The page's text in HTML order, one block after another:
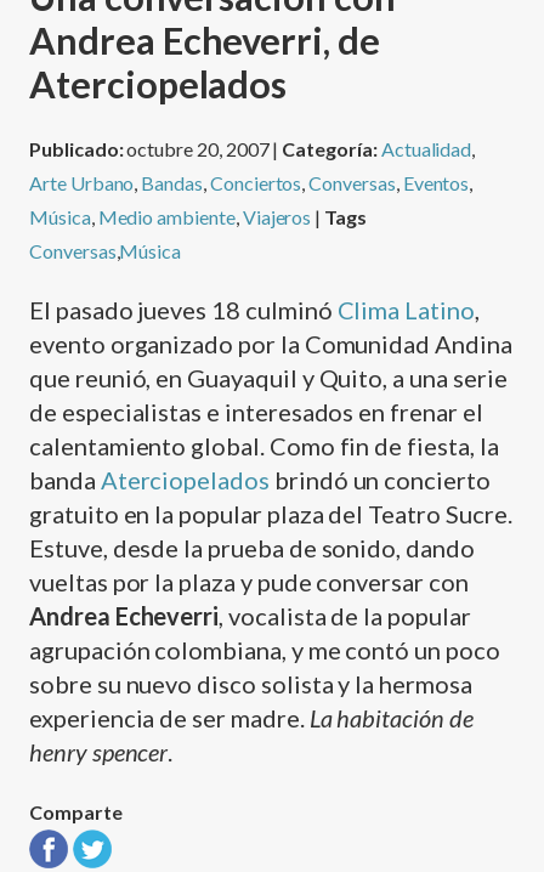
Andrea Echeverri, de
Aterciopelados
Publicado:octubre 20, 2007 | Categoría: Actualidad
Arte Urbano Bandas Conciertos ,Conversas Eventos
Música, Medio ambiente, Viajeros | Tags
Conversas Música
El pasado jueves 18 culminó Clima Latino
evento organizado por la Comunidad Andina
que reunió, en Guayaquil y Quito, a una serie
de especialistas e interesados en frenar el
calentamiento global. Como fin de fiesta, la
banda Aterciopelados brindó un concierto
gratuito en la popular plaza del Teatro Sucre.
Estuve, desde la prueba de sonido, dando
vueltas por la plaza y pude conversar con
Andrea Echeverri , vocalista de la popular
agrupación colombiana, y me contó un poco
sobre su nuevo disco solista y la hermosa
experiencia de ser madre. La habitación de
henry spencer.
Comparte